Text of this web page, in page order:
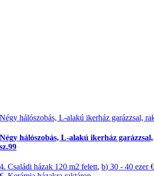
Négy hálószobás, L-alakú ikerház garázzsal,
Négy hálószobás, L-alakú ikerház
sz.99
4. Családi házak 120 m2 felett,b) 30 - 40 ezer €